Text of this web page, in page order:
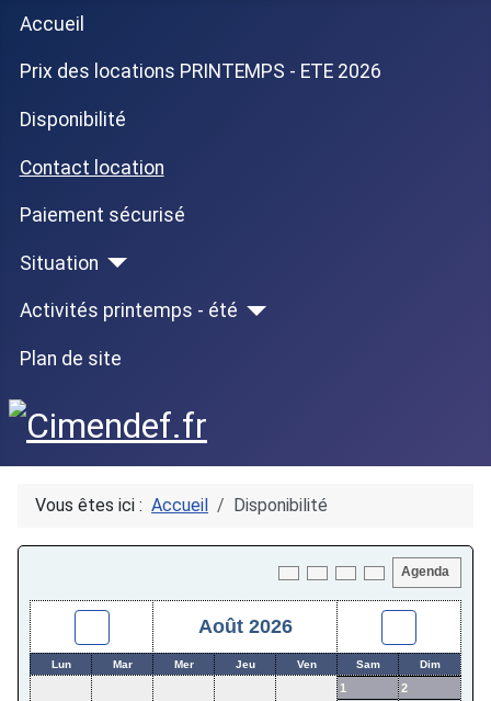
Accueil
Prix des locations PRINTEMPS - ETE 2026
Disponibilité
Contact location
Paiement sécurisé
Situation
Activités printemps - été
Plan de site
Vous êtes ici : Accueil Disponibilité
Download PDF
Agenda
Août 2026
Lun Mar Mer Jeu Ven Sam Dim
1 2